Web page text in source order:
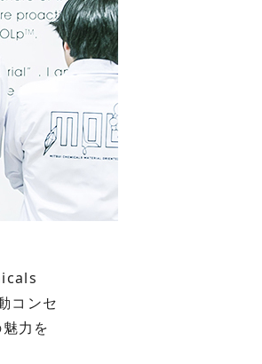
コンセ
力を